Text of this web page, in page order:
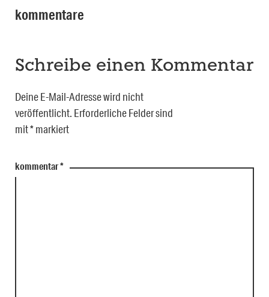
kommentare
Schreibe einen Kommentar
Deine E-Mail-Adresse wird nicht
veröffentlicht. Erforderliche Felder sind
mit*markiert
kommentar*